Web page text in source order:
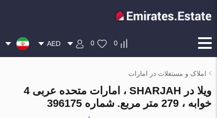
0
0
AED
املاک و مستغلات در امارات
ویلا در SHARJAH ، امارات متحده عربی 4
خوابه ، 279 متر مربع. شماره 396175